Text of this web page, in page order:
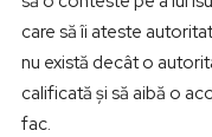
care să îi ateste
nu există decât o
calificată și să aibă o
fac.